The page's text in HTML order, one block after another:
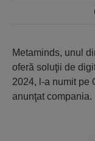
Metaminds, unul
oferă soluţii de
2024, l-a numit pe
anunţat compania.